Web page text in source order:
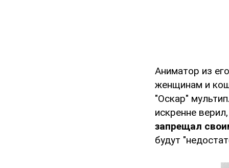
Аниматор из
женщинам и
"Оскар"
искренне
запрещал
будут